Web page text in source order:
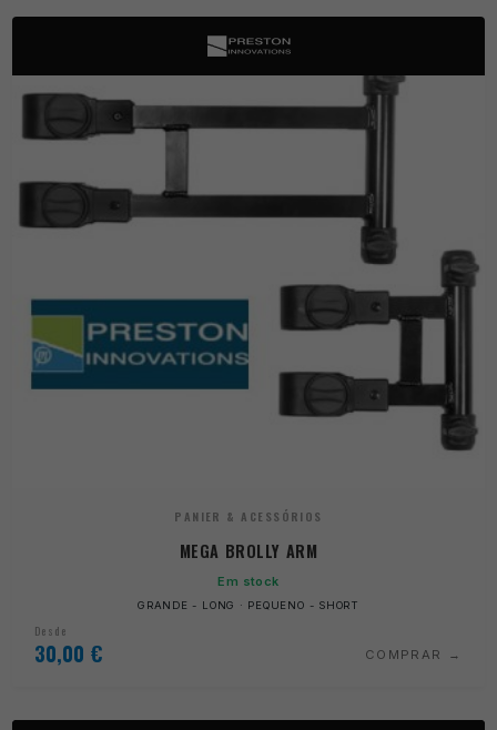
PANIER & ACESSÓRIOS
MEGA BROLLY ARM
Em stock
GRANDE - LONG · PEQUENO - SHORT
Desde
30,00 € COMPRAR